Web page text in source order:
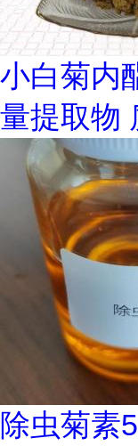
小白菊内
量提取物
除虫菊素